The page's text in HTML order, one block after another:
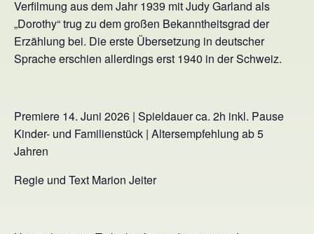
Verfilmung aus dem Jahr 1939 mit Judy Garland als
„Dorothy“ trug zu dem großen Bekanntheitsgrad der
Erzählung bei. Die erste Übersetzung in deutscher
Sprache erschien allerdings erst 1940 in der Schweiz.
Premiere 14. Juni 2026 | Spieldauer ca. 2h inkl. Pause
Kinder- und Familienstück | Altersempfehlung ab 5
Jahren
Regie und Text Marion Jeiter